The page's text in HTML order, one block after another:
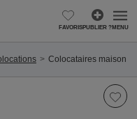
FAVORISPUBLIER ?MENU
Colocataires maison